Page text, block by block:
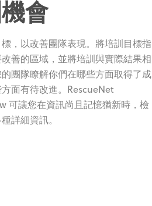
會
，以改善團隊表現。將培訓目標指
善的區域，並將培訓與實際結果相
團隊瞭解你們在哪些方面取得了成
面有待改進。RescueNet
可讓您在資訊尚且記憶猶新時，檢
詳細資訊。